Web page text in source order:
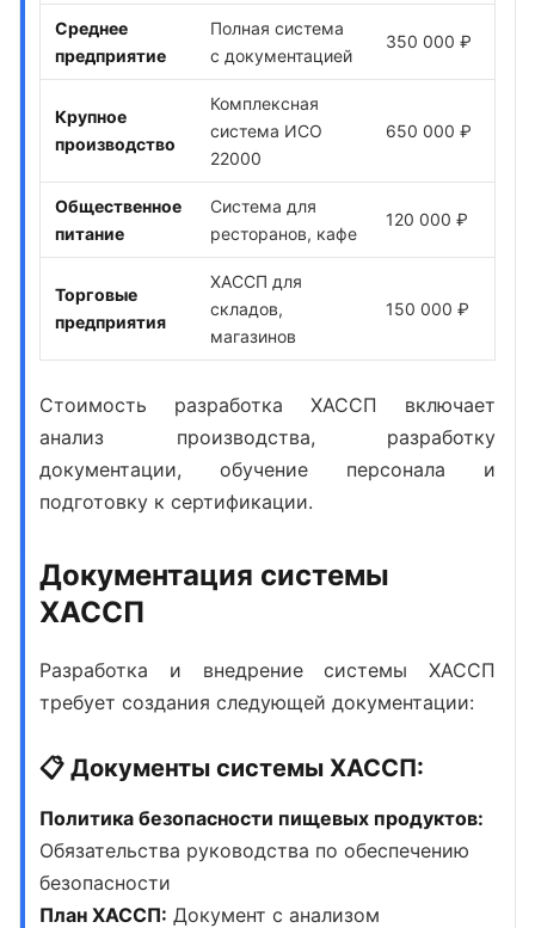
Среднее
предприятие
Полная система
с документацией
350 000 ₽
Крупное
производство
Комплексная
система ИСО
22000
650 000 ₽
Общественное
питание
Система для
ресторанов, кафе
120 000 ₽
Торговые
предприятия
ХАССП для
складов,
магазинов
150 000 ₽
Стоимость разработка ХАССП включает
анализ производства, разработку
документации, обучение персонала и
подготовку к сертификации.
Документация системы
ХАССП
Разработка и внедрение системы ХАССП
требует создания следующей документации:
📋 Документы системы ХАССП:
Политика безопасности пищевых продуктов:
Обязательства руководства по обеспечению
безопасности
План ХАССП: Документ с анализом